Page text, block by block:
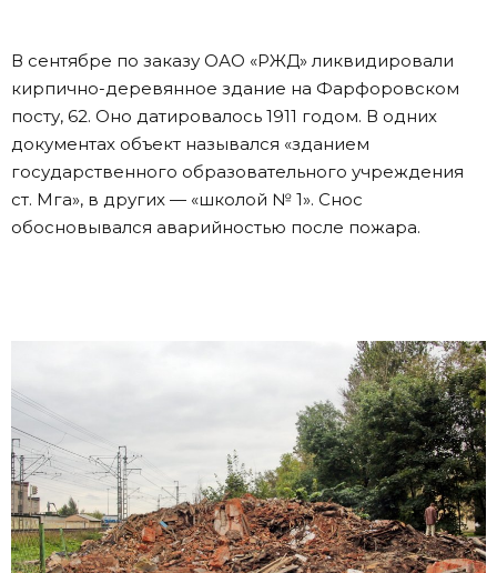
В сентябре по заказу ОАО «РЖД» ликвидировали
кирпично-деревянное здание на Фарфоровском
посту, 62. Оно датировалось 1911 годом. В одних
документах объект назывался «зданием
государственного образовательного учреждения
ст. Мга», в других — «школой № 1». Снос
обосновывался аварийностью после пожара.